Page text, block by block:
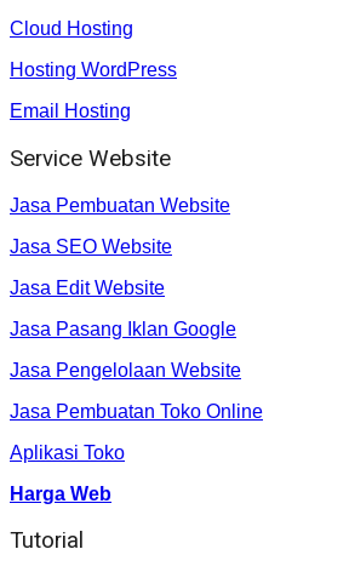
Cloud Hosting
Hosting WordPress
Email Hosting
Service Website
Jasa Pembuatan Website
Jasa SEO Website
Jasa Edit Website
Jasa Pasang Iklan Google
Jasa Pengelolaan Website
Jasa Pembuatan Toko Online
Aplikasi Toko
Harga Web
Tutorial